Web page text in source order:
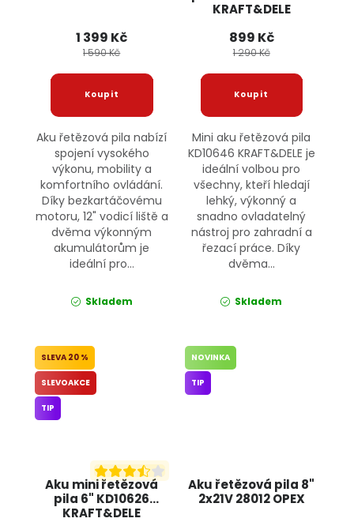
1 399 Kč
1 590 Kč
Aku řetězová pila nabízí
spojení vysokého
výkonu, mobility a
komfortního ovládání.
Díky bezkartáčovému
motoru, 12" vodicí liště a
dvěma výkonným
akumulátorům je
ideální pro...
Skladem
KRAFT&DELE
899 Kč
1 290 Kč
Mini aku řetězová pila
KD10646 KRAFT&DELE je
ideální volbou pro
všechny, kteří hledají
lehký, výkonný a
snadno ovladatelný
nástroj pro zahradní a
řezací práce. Díky
dvěma...
Skladem
Aku mini řetězová
pila 6" KD10626
KRAFT&DELE
20 %
SLEVOAKCE
TIP
Aku řetězová pila 8"
2x21V 28012 OPEX
NOVINKA
TIP